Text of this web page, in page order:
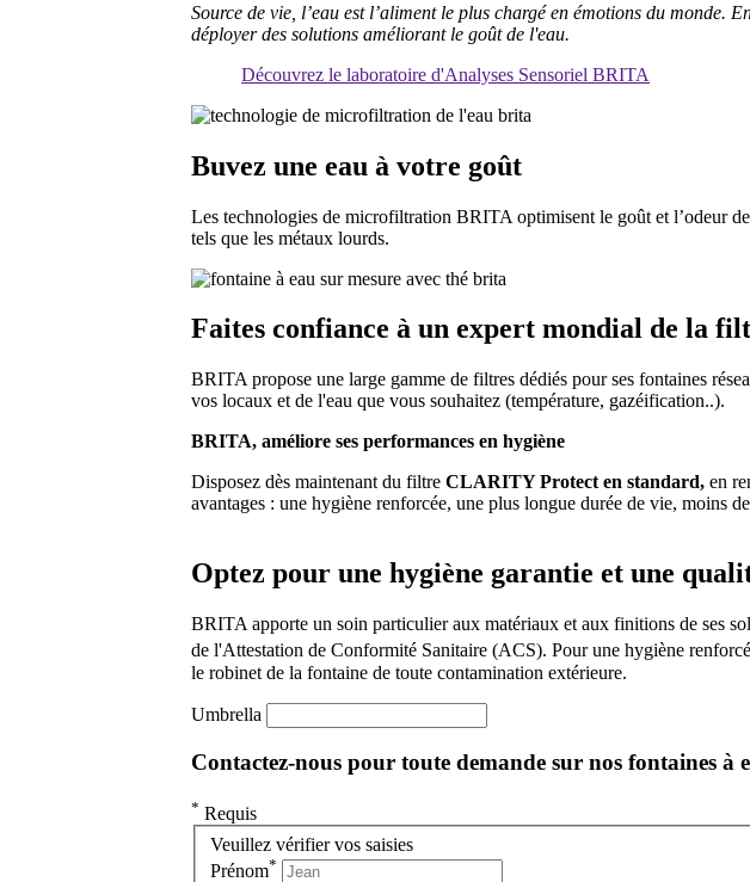
Source de vie, l’eau est l’aliment le plus chargé en émotions du monde.
déployer des solutions améliorant le goût de l'eau.
Découvrez le laboratoire d'Analyses Sensoriel BRITA
Buvez une eau à votre goût
Les technologies de microfiltration BRITA optimisent le goût et l’odeur
tels que les métaux lourds.
Faites confiance à un expert mondial de la
BRITA propose une large gamme de filtres dédiés pour ses fontaines
vos locaux et de l'eau que vous souhaitez (température, gazéification..).
BRITA, améliore ses performances en hygiène
Disposez dès maintenant du filtre CLARITY Protect en standard, en
avantages : une hygiène renforcée, une plus longue durée de vie, moins
Optez pour une hygiène garantie et une
BRITA apporte un soin particulier aux matériaux et aux finitions de ses
de l'Attestation de Conformité Sanitaire (ACS). Pour une hygiène
le robinet de la fontaine de toute contamination extérieure.
Umbrella
Contactez-nous pour toute demande sur nos fontaines à
* Requis
Veuillez vérifier vos saisies
Prénom*